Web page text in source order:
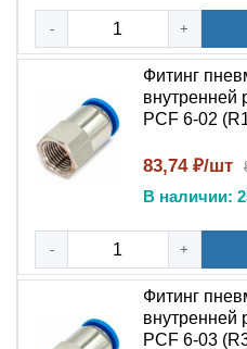
герметичность
позволяет выполнять
использования
достаточно вставить
нажать на защитную
Исключает утечки
и резьбовое
Выдерживает
пиковые нагрузки до
Не требует
штатной эксплуатации;
Обеспечивает
трубки без
- +
Фитинг
внутренней
PCF 6-02
83,74 ₽/шт
В наличии:
- +
Фитинг
внутренней
PCF 6-03